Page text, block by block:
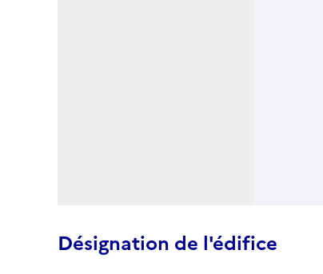
Désignation de l'édifice